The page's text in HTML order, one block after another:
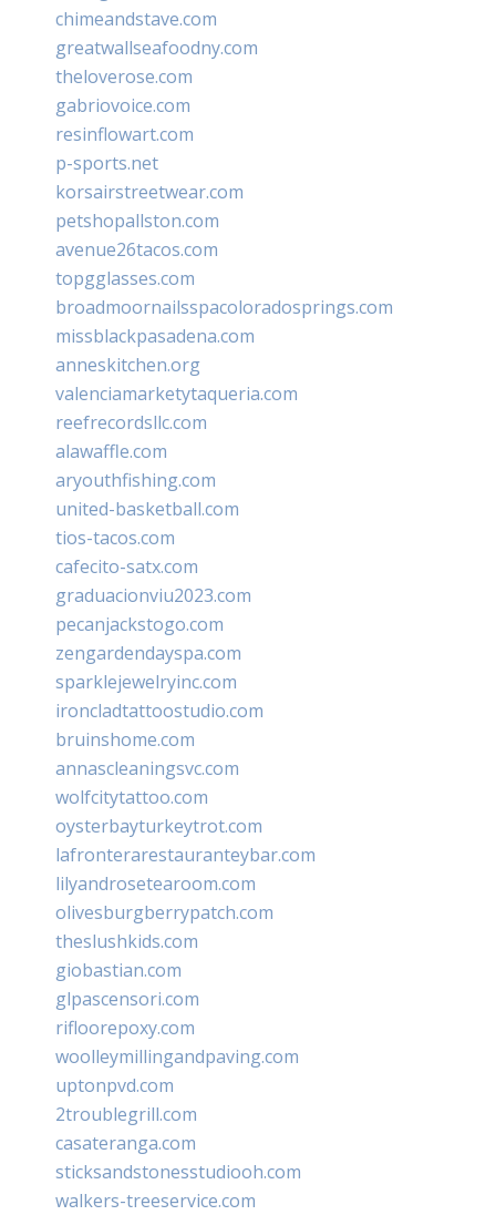
chimeandstave.com
greatwallseafoodny.com
theloverose.com
gabriovoice.com
resinflowart.com
p-sports.net
korsairstreetwear.com
petshopallston.com
avenue26tacos.com
topgglasses.com
broadmoornailsspacoloradosprings.com
missblackpasadena.com
anneskitchen.org
valenciamarketytaqueria.com
reefrecordsllc.com
alawaffle.com
aryouthfishing.com
united-basketball.com
tios-tacos.com
cafecito-satx.com
graduacionviu2023.com
pecanjackstogo.com
zengardendayspa.com
sparklejewelryinc.com
ironcladtattoostudio.com
bruinshome.com
annascleaningsvc.com
wolfcitytattoo.com
oysterbayturkeytrot.com
lafronterarestauranteybar.com
lilyandrosetearoom.com
olivesburgberrypatch.com
theslushkids.com
giobastian.com
glpascensori.com
rifloorepoxy.com
woolleymillingandpaving.com
uptonpvd.com
2troublegrill.com
casateranga.com
sticksandstonesstudiooh.com
walkers-treeservice.com